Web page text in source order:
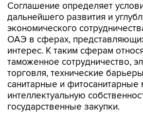
Соглашение определяет
дальнейшего развития и
экономического
ОАЭ в сферах,
интерес. К таким сферам
таможенное сотрудничество,
торговля, технические
санитарные и
интеллектуальную
государственные закупки.